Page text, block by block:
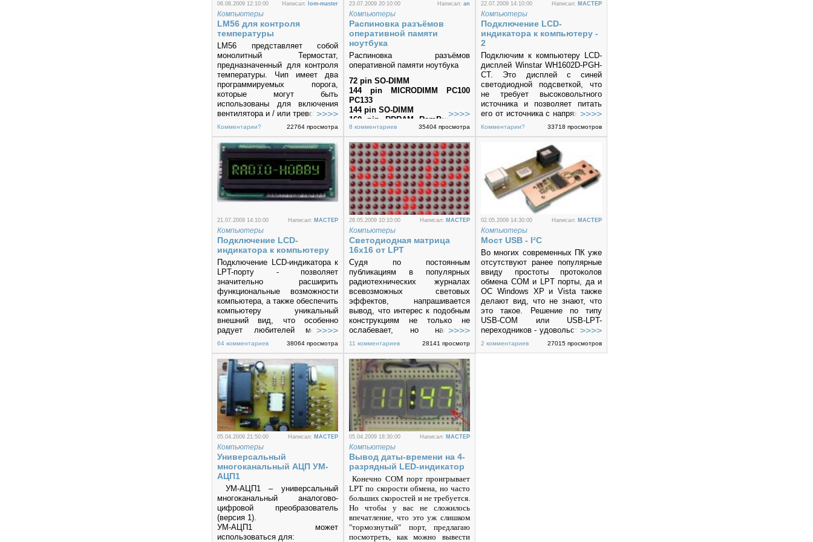
06.08.2009 12:10:00 Написал: lom-master
Компьютеры
LM56 для контроля
температуры
LM56 представляет собой
монолитный Термостат,
предназначенный для контроля
температуры. Чип имеет два
программируемых порога,
которые могут быть
использованы для включения
вентилятора и / или тревоги.
Комментарии? 22764 просмотра
23.07.2009 20:10:00 Написал: an
Компьютеры
Распиновка разъёмов
оперативной памяти
ноутбука
Распиновка разъёмов
оперативной памяти ноутбука
72 pin SO-DIMM
144 pin MICRODIMM PC100
PC133
144 pin SO-DIMM
160 pin RDRAM RamBus SO-
RIMM
172 pin MICRODIMM
DDR1/DDR2
200 pin DDR2 SO-DIMM
204 pin DDR3 SO-DIMM
214 pin MICRODIMM DDR2
8 комментариев 35404 просмотра
22.07.2009 14:10:00 Написал: MACTEP
Компьютеры
Подключение LCD-
индикатора к компьютеру -
2
Подключим к компьютеру LCD-
дисплей Winstar WH1602D-PGH-
CT. Это дисплей с синей
светодиодной подсветкой, что
не требует высоковольтного
источника и позволяет питать
его от источника с напряжением
5 В. Кроме того, светодиодная
подсветка имеет значительно
большее (в десятки раз) время
наработки и расширенный
диапазон температур
(-20°С...+70°С).
Комментарии? 33718 просмотров
21.07.2009 14:10:00 Написал: MACTEP
Компьютеры
Подключение LCD-
индикатора к компьютеру
Подключение LCD-индикатора к
LPT-порту - позволяет
значительно расширить
функциональные возможности
компьютера, а также обеспечить
компьютеру уникальный
внешний вид, что особенно
радует любителей модинга.
Индикатор может быть
установлен в свободный 5"
отсек (если таковые еще
остались :-) или вынесен на
переднюю панель компьютера.
64 комментариев 38064 просмотра
28.05.2009 10:10:00 Написал: MACTEP
Компьютеры
Светодиодная матрица
16х16 от LPT
Судя по постоянным
публикациям в популярных
радиотехнических журналах
всевозможных световых
эффектов, напрашивается
вывод, что интерес к подобным
конструкциям не только не
ослабевает, но наоборот,
усиливается и переходит на
новый качественный уровень.
Этому способствует возросшая
доступность широкому кругу
радиолюбителей современных
технологий – ПЛИС,
микроконтроллеров и
компьютеров.
И если освоение первых двух
требует дополнительного
оборудования и определённого
уровня знаний, то применение
ПК позволяет начать работу
практически с нуля.
11 комментариев 28141 просмотр
02.05.2009 14:30:00 Написал: MACTEP
Компьютеры
Мост USB - I²C
Во многих современных ПК уже
отсутствуют ранее популярные
ввиду простоты протоколов
обмена СОМ и LPT порты, да и
ОС Windows ХР и Vista также
делают вид, что не знают, что
это такое. Решение по типу
USB-COM или USB-LPT-
neреходников - удовольствие не
из самых дешевых,
усложненное к тому же
2 комментариев 27015 просмотров
05.04.2009 21:50:00 Написал: MACTEP
Компьютеры
Универсальный
многоканальный АЦП УМ-
АЦП1
УМ-АЦП1 – универсальный
многоканальный аналогово-
цифровой преобразователь
(версия 1).
УМ-АЦП1 может
использоваться для:
05.04.2009 18:30:00 Написал: MACTEP
Компьютеры
Вывод даты-времени на 4-
разрядный LED-индикатор
Конечно СОМ порт проигрывает
LPTпо скорости обмена, но часто
больших скоростей и не требуется.
Но чтобы у вас не сложилось
впечатление, что это уж слишком
"тормознутый" порт, предлагаю
посмотреть, как можно вывести